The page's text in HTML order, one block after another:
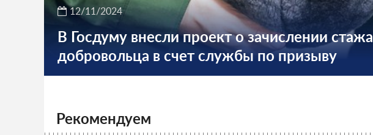
12/11/2024
В Госдуму внесли проект о зачислении стажа
добровольца в счет службы по призыву
Рекомендуем